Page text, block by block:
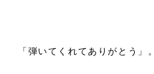
「弾いてくれてありがとう」。